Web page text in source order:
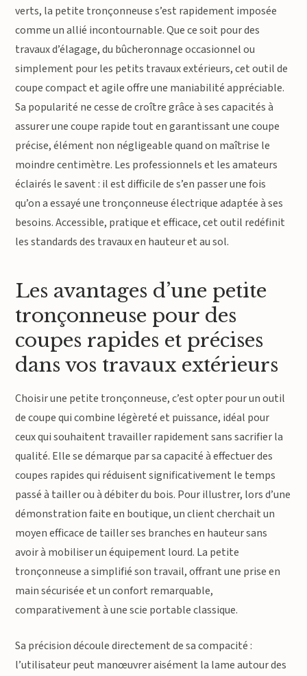
verts, la petite tronçonneuse s’est rapidement imposée
comme un allié incontournable. Que ce soit pour des
travaux d’élagage, du bûcheronnage occasionnel ou
simplement pour les petits travaux extérieurs, cet outil de
coupe compact et agile offre une maniabilité appréciable.
Sa popularité ne cesse de croître grâce à ses capacités à
assurer une coupe rapide tout en garantissant une coupe
précise, élément non négligeable quand on maîtrise le
moindre centimètre. Les professionnels et les amateurs
éclairés le savent : il est difficile de s’en passer une fois
qu’on a essayé une tronçonneuse électrique adaptée à ses
besoins. Accessible, pratique et efficace, cet outil redéfinit
les standards des travaux en hauteur et au sol.
Les avantages d’une petite
tronçonneuse pour des
coupes rapides et précises
dans vos travaux extérieurs
Choisir une petite tronçonneuse, c’est opter pour un outil
de coupe qui combine légèreté et puissance, idéal pour
ceux qui souhaitent travailler rapidement sans sacrifier la
qualité. Elle se démarque par sa capacité à effectuer des
coupes rapides qui réduisent significativement le temps
passé à tailler ou à débiter du bois. Pour illustrer, lors d’une
démonstration faite en boutique, un client cherchait un
moyen efficace de tailler ses branches en hauteur sans
avoir à mobiliser un équipement lourd. La petite
tronçonneuse a simplifié son travail, offrant une prise en
main sécurisée et un confort remarquable,
comparativement à une scie portable classique.
Sa précision découle directement de sa compacité :
l’utilisateur peut manœuvrer aisément la lame autour des